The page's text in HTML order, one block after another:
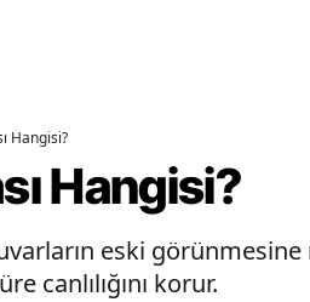
Hangisi?
Hangisi?
eski görünmesine
canlılığını korur.